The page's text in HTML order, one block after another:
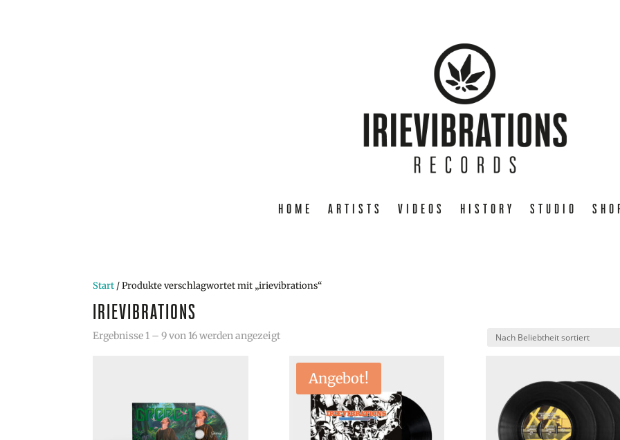
HOME ARTISTS VIDEOS HISTORY STUDIO
Start / Produkte verschlagwortet mit „irievibrations“
IRIEVIBRATIONS
Ergebnisse 1 – 9 von 16 werden angezeigtNach
sortiert
Angebot!